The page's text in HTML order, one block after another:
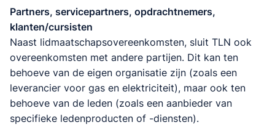
Partners, servicepartners, opdrachtnemers,
klanten/cursisten
Naast lidmaatschapsovereenkomsten, sluit TLN ook
overeenkomsten met andere partijen. Dit kan ten
behoeve van de eigen organisatie zijn (zoals een
leverancier voor gas en elektriciteit), maar ook ten
behoeve van de leden (zoals een aanbieder van
specifieke ledenproducten of -diensten).